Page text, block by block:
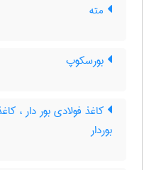
مته
بورسکوپ
کاغذ فولادی بور دار ،
بوردار